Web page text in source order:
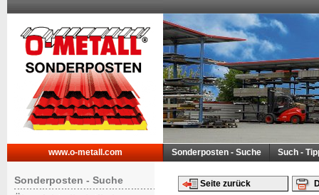
www.o-metall.com Sonderposten - Suche Such -
Sonderposten - Suche
Seite zurück